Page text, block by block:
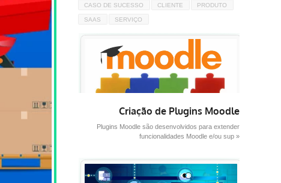
CASO DE SUCESSO CLIENTE PRODUTO
SAAS SERVIÇO
Criação de Plugins Moodle
Plugins Moodle são desenvolvidos para extender
funcionalidades Moodle e/ou sup »